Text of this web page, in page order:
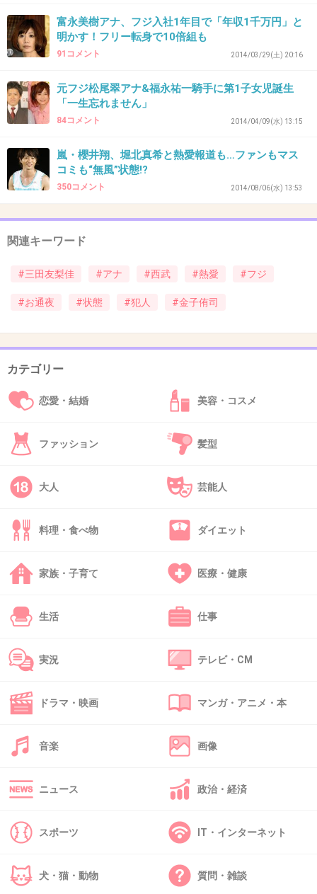
+46
41. 匿名2014/08/10(日) 09:34:39
逆にいなくなってくれた方が、フジに対して好
面食いかわいい子とにかく大好きの男友達がこ
の人見て「気持ち悪いんだよなーこいつ」って
「莫大な資産つきの女が他の男に・・・」って感じ？
44. 匿名 2014/08/10(日) 09:36:29
「付き合ってます！大切な人です！」って
など、ぼやかす男より、
+192
良い女は好きだがあざとい女は嫌いです
46. 匿名 2014/08/10(日) 09:41:02
トピ画のこの人、顔でかすぎじゃない？
男の方が小顔なんだけど。
富永美樹アナ、フジ入社1年目で「年収1千万円」と
明かす！フリー転身で10倍組も
91コメント 2014/03/29(土) 20:16
元フジ松尾翠アナ&福永祐一騎手に第1子女児誕生
「一生忘れません」
84コメント 2014/04/09(水) 13:15
嵐・櫻井翔、堀北真希と熱愛報道も…ファンもマス
コミも“無風”状態!?
350コメント 2014/08/06(水) 13:53
関連キーワード
#三田友梨佳 #アナ #西武 #熱愛 #フジ
#お通夜 #状態 #犯人 #金子侑司
カテゴリー
恋愛・結婚 美容・コスメ
ファッション 髪型
大人 芸能人
料理・食べ物 ダイエット
家族・子育て 医療・健康
生活 仕事
実況 テレビ・CM
ドラマ・映画 マンガ・アニメ・本
音楽 画像
ニュース 政治・経済
スポーツ IT・インターネット
犬・猫・動物 質問・雑談